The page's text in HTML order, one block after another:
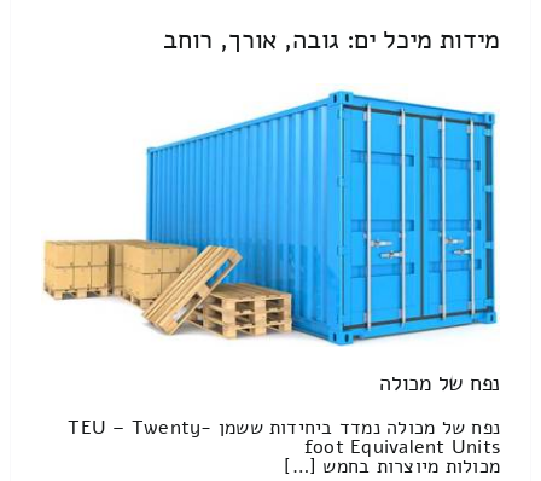
מידות מיכל ים: גובה, אורך, רוחב
נפח של מכולה
נפח של מכולה נמדד ביחידות ששמן TEU – Twenty-
foot Equivalent Units
מכולות מיוצרות בחמש […]